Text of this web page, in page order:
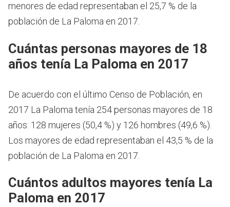
menores de edad representaban el 25,7 % de la
población de La Paloma en 2017.
Cuántas personas mayores de 18
años tenía La Paloma en 2017
De acuerdo con el último Censo de Población, en
2017 La Paloma tenía 254 personas mayores de 18
años: 128 mujeres (50,4 %) y 126 hombres (49,6 %).
Los mayores de edad representaban el 43,5 % de la
población de La Paloma en 2017.
Cuántos adultos mayores tenía La
Paloma en 2017